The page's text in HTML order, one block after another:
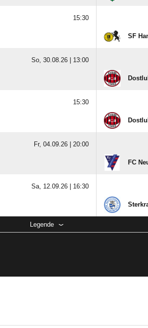
15:30
SF
So, 30.08.26 | 13:00
15:30
Fr, 04.09.26 | 20:00
FC
Sa, 12.09.26 | 16:30
Legende